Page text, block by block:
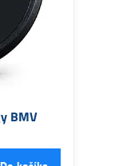
BMV